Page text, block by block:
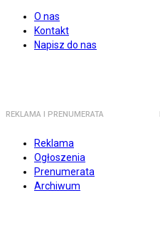
O nas
Kontakt
Napisz do nas
REKLAMA I PRENUMERATA
Reklama
Ogłoszenia
Prenumerata
Archiwum